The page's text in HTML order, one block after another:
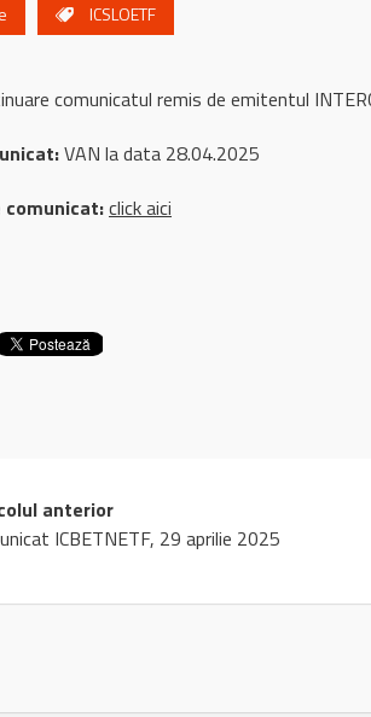
ICSLOETF
comunicatul remis de emitentul
VAN la data 28.04.2025
comunicat:click aici
anterior
ICBETNETF, 29 aprilie 2025